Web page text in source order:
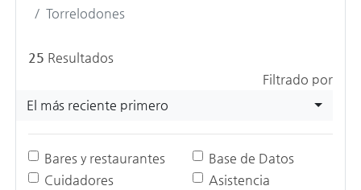
Torrelodones
25 Resultados
Filtrado por
El más reciente primero
Bares y restaurantes
Base de Datos
Cuidadores
Asistencia